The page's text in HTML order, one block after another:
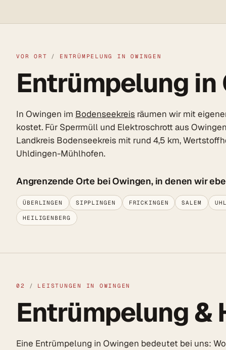
VOR ORT / ENTRÜMPELUNG IN OWINGEN
Entrümpelung in
In Owingen im Bodenseekreis räumen wir mit
kostet. Für Sperrmüll und Elektroschrott aus
Landkreis Bodenseekreis mit rund 4,5 km,
Uhldingen-Mühlhofen.
Angrenzende Orte bei Owingen, in denen wir
ÜBERLINGEN SIPPLINGEN FRICKINGEN SALEM
HEILIGENBERG
02 / LEISTUNGEN IN OWINGEN
Entrümpelung &
Eine Entrümpelung in Owingen bedeutet bei uns: